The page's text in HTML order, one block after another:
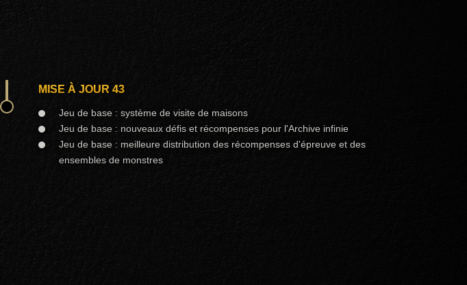
MISE À JOUR 43
Jeu de base : système de visite de maisons
Jeu de base : nouveaux défis et récompenses pour l'Archive infinie
Jeu de base : meilleure distribution des récompenses d'épreuve et des
ensembles de monstres